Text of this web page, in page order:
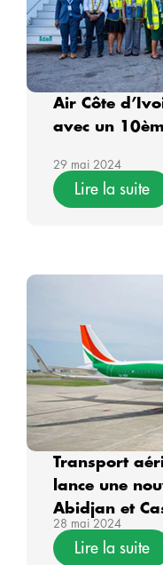
Air Côte
avec un
29 mai 2024
Lire la suite
Transport
lance une
Abidjan et
28 mai 2024
Lire la suite